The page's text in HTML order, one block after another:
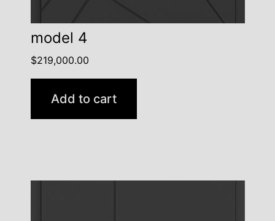
model 4
$219,000.00
Add to cart